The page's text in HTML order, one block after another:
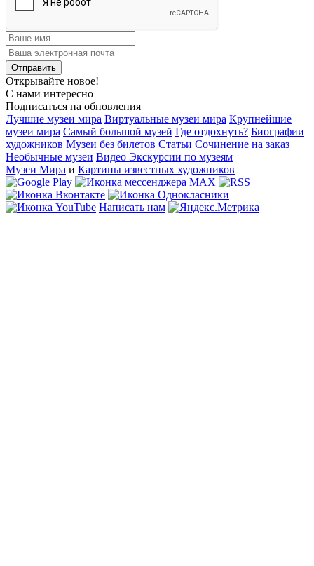
Открывайте новое!
С нами интересно
Подписаться на обновления
Лучшие музеи мира Виртуальные музеи мира Крупнейшие
музеи мира Самый большой музей Где отдохнуть? Биографии
художников Музеи без билетов Статьи Сочинение на заказ
Необычные музеи Видео Экскурсии по музеям
Музеи Мира и Картины известных художников
Написать нам